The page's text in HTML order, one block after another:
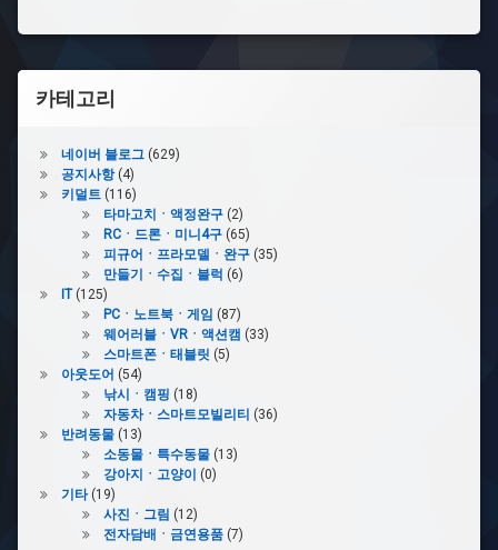
카테고리
네이버 블로그 (629)
공지사항(4)
키덜트 (116)
타마고치ㆍ액정완구(2)
RCㆍ드론ㆍ미니4구(65)
피규어ㆍ프라모델ㆍ완구(35)
만들기ㆍ수집ㆍ블럭 (6)
IT(125)
PCㆍ노트북ㆍ게임 (87)
웨어러블ㆍVRㆍ액션캠 (33)
스마트폰ㆍ태블릿 (5)
아웃도어 (54)
낚시ㆍ캠핑 (18)
자동차ㆍ스마트모빌리티 (36)
반려동물(13)
소동물ㆍ특수동물(13)
강아지ㆍ고양이 (0)
기타(19)
사진ㆍ그림 (12)
전자담배ㆍ금연용품(7)